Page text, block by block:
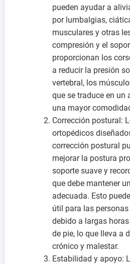
pueden ayudar a
por lumbalgias,
musculares y otras
compresión y el
proporcionan los
a reducir la presión
vertebral, los
que se traduce en un
una mayor
Corrección postural:
ortopédicos
corrección postural
mejorar la postura
soporte suave y
que debe mantener
adecuada. Esto
útil para las
debido a largas
de pie, lo que lleva a
crónico y malestar.
Estabilidad y apoyo: